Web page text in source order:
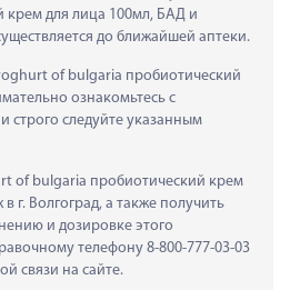
крем для лица 100мл, БАД и
до ближайшей аптеки.
of bulgaria пробиотический
ознакомьтесь с
строго следуйте указанным
of bulgaria пробиотический крем
г. Волгоград, а также получить
и дозировке этого
телефону 8-800-777-03-03
связи на сайте.